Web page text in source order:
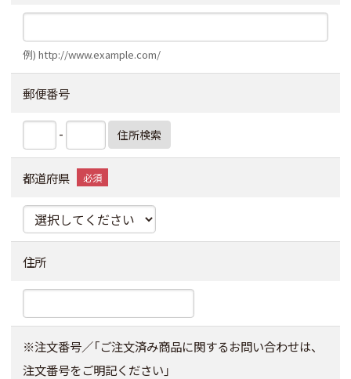
例) http://www.example.com/
郵便番号
- 住所検索
都道府県
住所
※注文番号／「ご注文済み商品に関するお問い合わせは、
注文番号をご明記ください」